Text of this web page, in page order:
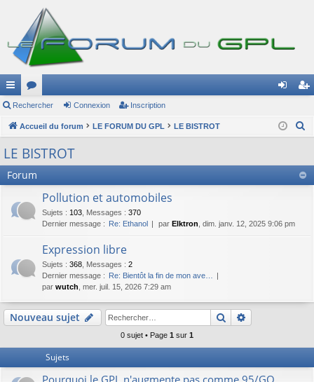
ac
co
ur
ci
or
u
m
s
ne
on
cri
on
Rechercher Connexion Inscription
Accueil du forum LE FORUM DU GPL LE BISTROT
e
LE BISTROT
Forum
Pollution et automobiles
Sujets : 103 Messages : 370
Dernier message :
Re: Ethanol par Elktron , dim. janv. 12, 2025 9:06 pm
Expression libre
Sujets : 368 Messages : 2
Dernier message :
Re: Bientôt la fin de mon ave…
par wutch , mer. juil. 15, 2026 7:29 am
Nouveau sujet Rechercher
0 sujet • Page 1 sur 1
Sujets